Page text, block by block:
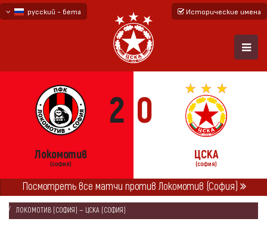
русский - бета
Исторические имена
2 0
Локомотив
(СОФИЯ)
ЦСКА
(СОФИЯ)
Посмотреть все матчи против Локомотив (София)
ГЛАВНАЯ СЕЗОНЫ 2014/15
«А» ФУТБОЛЬНАЯ ГРУППА 2014/15
ЛОКОМОТИВ (СОФИЯ) — ЦСКА (СОФИЯ)